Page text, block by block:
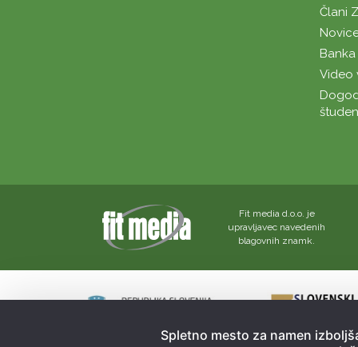
Člani
Video
Fit media d.o.o. je
upravljavec navedenih
blagovnih znamk.
Spletno mesto za namen